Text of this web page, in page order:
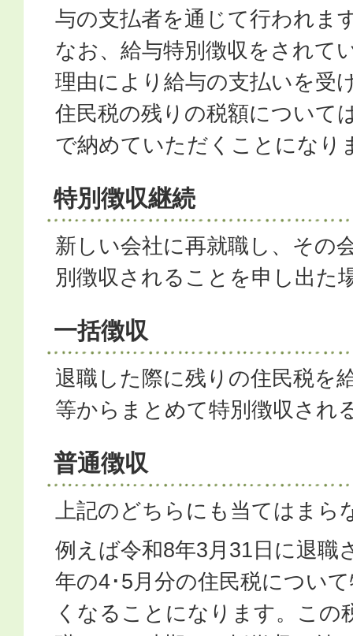
与の支払者を通じて行われま
なお、給与特別徴収をされて
理由により給与の支払いを受
住民税の残りの税額について
で納めていただくことになり
特別徴収継続
新しい会社に再就職し、その
別徴収されることを申し出た
一括徴収
退職した際に残りの住民税を
等からまとめて特別徴収され
普通徴収
上記のどちらにも当てはまら
例えば令和8年3月31日に退職
年の4･5月分の住民税につい
くなることになります。この